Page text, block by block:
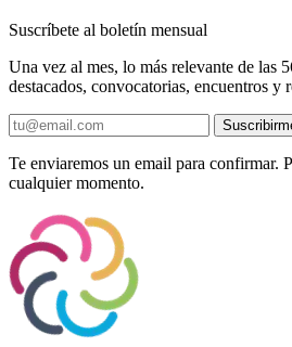
Suscríbete al boletín mensual
Una vez al mes, lo más relevante de las
destacados, convocatorias, encuentros y
Te enviaremos un email para confirmar.
cualquier momento.